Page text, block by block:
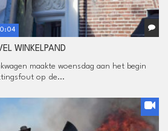
WINKELPAND
maakte woensdag aan het begin
op de...